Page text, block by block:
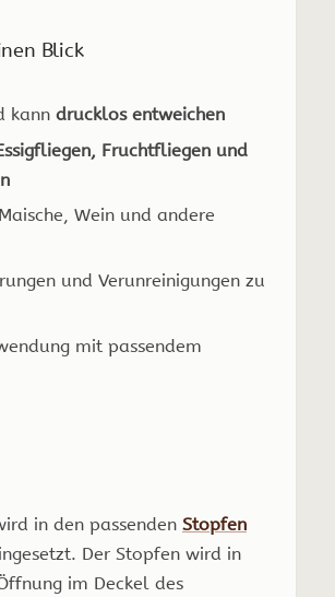
Blick
kanndrucklos entweichen
Fruchtfliegen und
Wein und andere
und Verunreinigungen zu
mit passendem
in den passenden Stopfen
Der Stopfen wird in
im Deckel des